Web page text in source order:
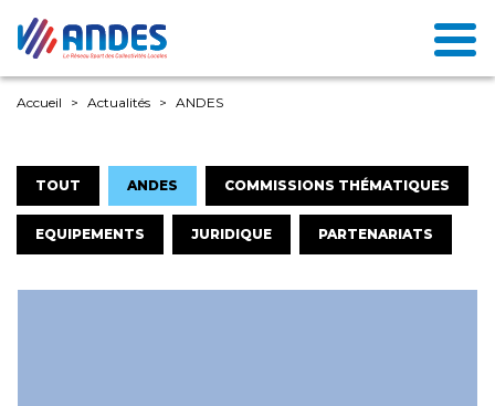
Accueil Actualités ANDES
TOUT ANDES COMMISSIONS THÉMATIQUES
EQUIPEMENTS JURIDIQUE PARTENARIATS